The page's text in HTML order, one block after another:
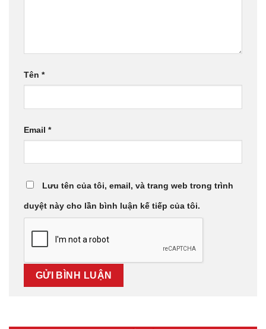
Tên *
Email *
Lưu tên của tôi, email, và trang web trong trình
duyệt này cho lần bình luận kế tiếp của tôi.